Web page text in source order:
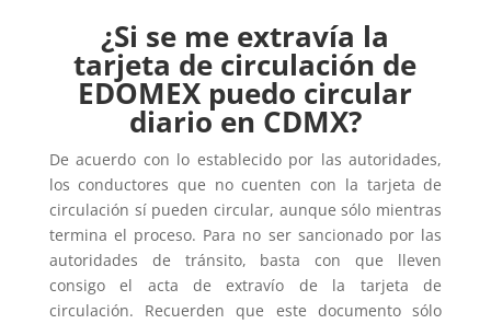
¿Si se me extravía la
tarjeta de circulación de
EDOMEX puedo circular
diario en CDMX?
De acuerdo con lo establecido por las autoridades,
los conductores que no cuenten con la tarjeta de
circulación sí pueden circular, aunque sólo mientras
termina el proceso. Para no ser sancionado por las
autoridades de tránsito, basta con que lleven
consigo el acta de extravío de la tarjeta de
circulación. Recuerden que este documento sólo